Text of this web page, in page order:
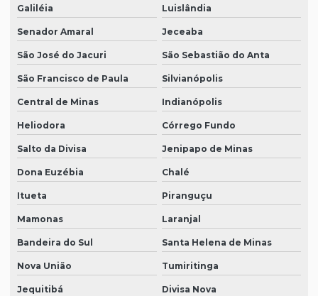
Galiléia Luislândia
Senador Amaral Jeceaba
São José do Jacuri São Sebastião do Anta
São Francisco de Paula Silvianópolis
Central de Minas Indianópolis
Heliodora Córrego Fundo
Salto da Divisa Jenipapo de Minas
Dona Euzébia Chalé
Itueta Piranguçu
Mamonas Laranjal
Bandeira do Sul Santa Helena de Minas
Nova União Tumiritinga
Jequitibá Divisa Nova